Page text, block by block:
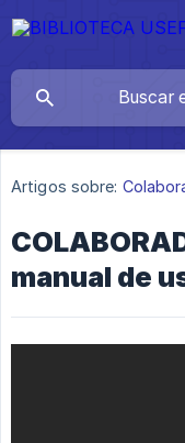
Artigos sobre:
manual de